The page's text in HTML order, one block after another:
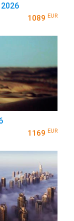
1089 EUR
1169 EUR